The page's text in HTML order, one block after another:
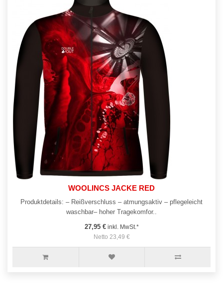
WOOLINCS JACKE RED
Produktdetails: – Reißverschluss – atmungsaktiv – pflegeleicht
waschbar– hoher Tragekomfor..
27,95 €inkl. MwSt.*
Netto 23,49 €